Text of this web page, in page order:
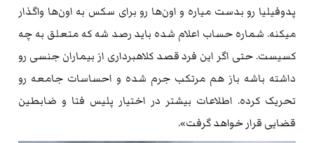
پدوفیلیا رو بدست میاره و اون‌ها رو برای سکس به اون‌ها واگذار
میکنه. شماره حساب اعلام شده باید رصد شه که متعلق به چه
کسیست. حتی اگر این فرد قصد کلاهبرداری از بیماران جنسی رو
داشته باشه باز هم مرتکب جرم شده و احساسات جامعه رو
تحریک کرده. اطلاعات بیشتر در اختیار پلیس فتا و ضابطین
قضایی قرار خواهد گرفت».